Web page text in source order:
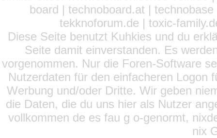
board | technoboard.at |
tekknoforum.de | toxic-
Diese Seite benutzt Kuhkies und du
Seite damit einverstanden. Es
vorgenommen. Nur die Foren-Software
Nutzerdaten für den einfacheren Logon
Werbung und/oder Dritte. Wir geben
die Daten, die du uns hier als Nutzer
vollkommen de es fau g o-genormt,
nix